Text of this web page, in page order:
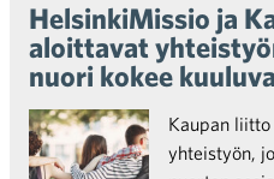
HelsinkiMissio ja
aloittavat
nuori kokee
Kaupan
yhteistyön,